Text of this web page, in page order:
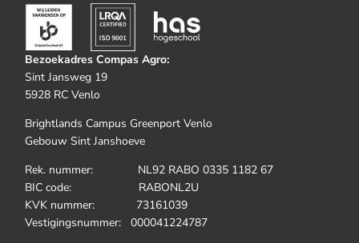
Bezoekadres Compas Agro:
Sint Jansweg 19
5928 RC Venlo
Brightlands Campus Greenport Venlo
Gebouw Sint Janshoeve
Rek. nummer: NL92 RABO 0335 1182 67
BIC code: RABONL2U
KVK nummer: 73161039
Vestigingsnummer: 000041224787